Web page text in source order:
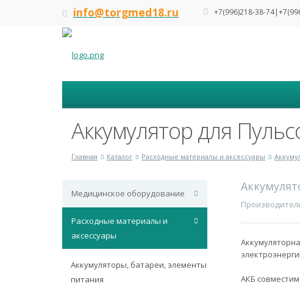
info@torgmed18.ru +7(996)218-38-
Аккумулятор для
Главная Каталог Расходные материалы и аксессуары
Медицинское оборудование
Расходные материалы и
аксессуары
Аккумуляторы, батареи, элементы
питания
АКБ